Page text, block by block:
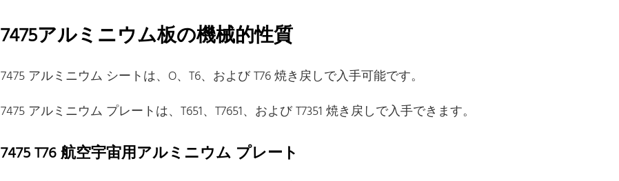
7475アルミニウム板の機械的性質
7475 アルミニウム シートは、O、T6、および T76 焼き戻しで入手可能です。
7475 アルミニウム プレートは、T651、T7651、および T7351 焼き戻しで入手できます。
7475 T76 航空宇宙用アルミニウム プレート